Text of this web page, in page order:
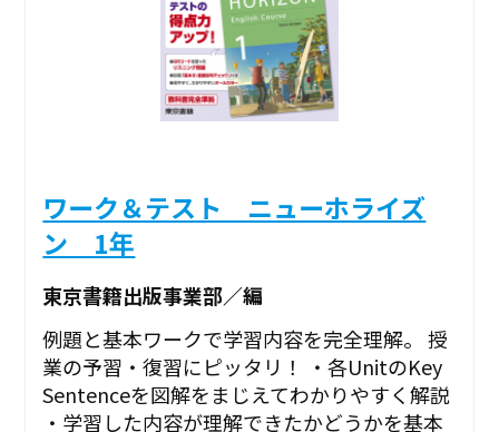
ワーク＆テスト ニューホライズ
ン 1年
東京書籍出版事業部／編
例題と基本ワークで学習内容を完全理解。 授
業の予習・復習にピッタリ！ ・各UnitのKey
Sentenceを図解をまじえてわかりやすく解説
・学習した内容が理解できたかどうかを基本